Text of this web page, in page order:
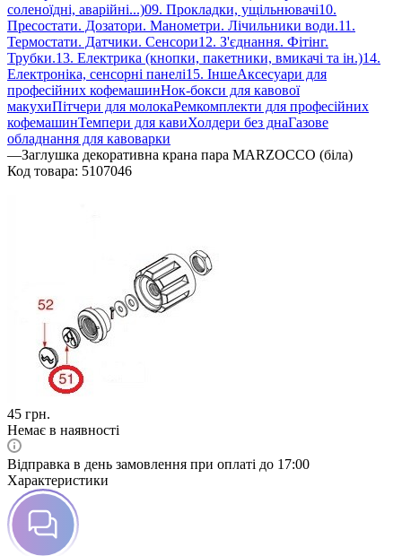
соленоїдні, аварійні...)09. Прокладки, ущільнювачі10.
Пресостати. Дозатори. Манометри. Лічильники води.11.
Термостати. Датчики. Сенсори12. З'єднання. Фітінг.
Трубки.13. Електрика (кнопки, пакетники, вмикачі та ін.)14.
Електроніка, сенсорні панелі15. ІншеАксесуари для
професійних кофемашинНок-бокси для кавової
макухиПітчери для молокаРемкомплекти для професійних
кофемашинТемпери для кавиХолдери без днаГазове
обладнання для кавоварки
—Заглушка декоративна крана пара MARZOCCO (біла)
Код товара: 5107046
45 грн.
Немає в наявності
Відправка в день замовлення при оплаті до 17:00
Характеристики